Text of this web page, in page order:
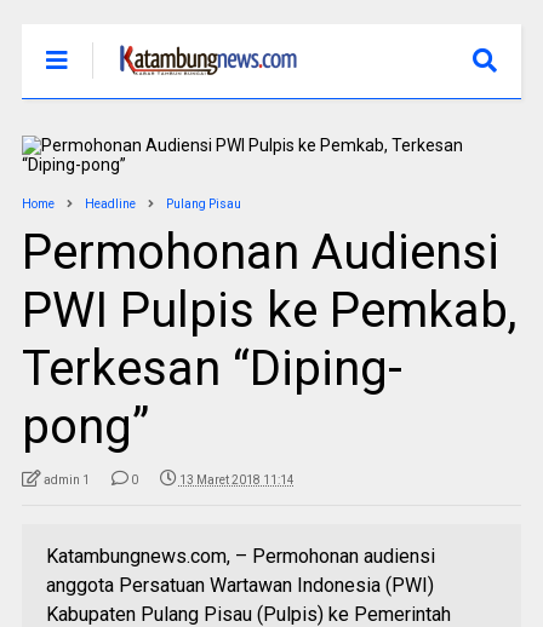
Home Headline Pulang Pisau
Permohonan Audiensi
PWI Pulpis ke Pemkab,
Terkesan “Diping-
pong”
admin 1 0 13 Maret 2018 11:14
Katambungnews.com, – Permohonan audiensi
anggota Persatuan Wartawan Indonesia (PWI)
Kabupaten Pulang Pisau (Pulpis) ke Pemerintah